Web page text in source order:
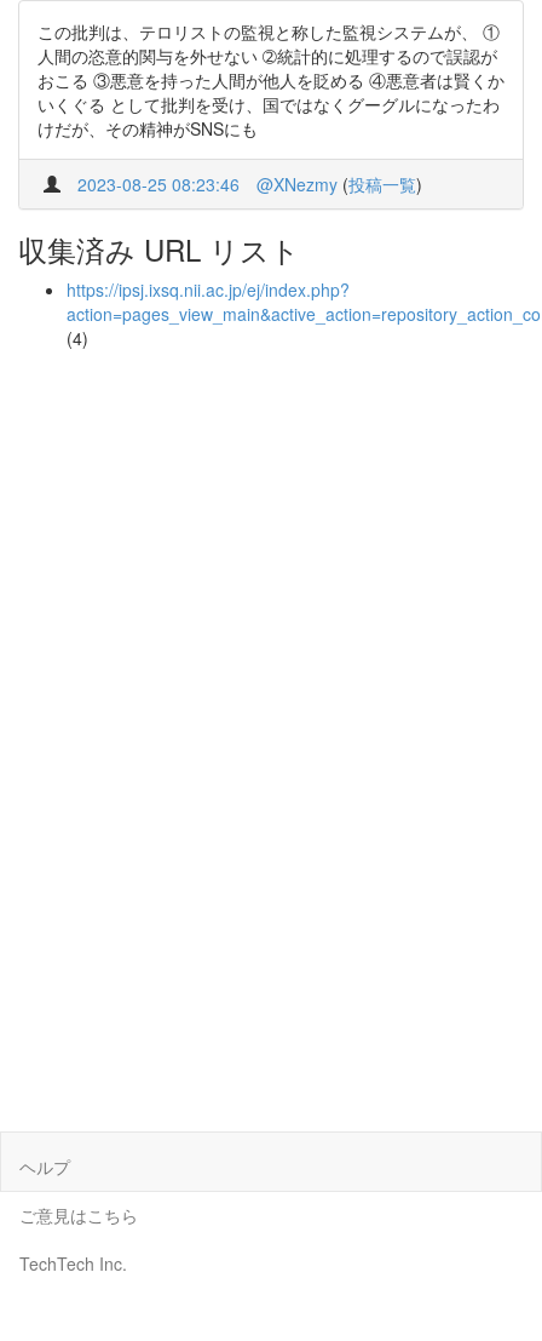
この批判は、テロリストの監視と称した監視システムが、 ①
人間の恣意的関与を外せない ➁統計的に処理するので誤認が
おこる ③悪意を持った人間が他人を貶める ④悪意者は賢くか
いくぐる として批判を受け、国ではなくグーグルになったわ
けだが、その精神がSNSにも
2023-08-25 08:23:46 @XNezmy (投稿一覧)
収集済み URL リスト
https://ipsj.ixsq.nii.ac.jp/ej/index.php?
(4)
ヘルプ
ご意見はこちら
TechTech Inc.